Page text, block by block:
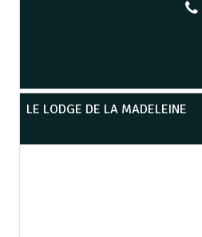
LE LODGE DE LA MADELEINE